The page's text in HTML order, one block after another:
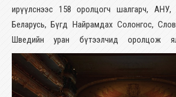
ирүүлснээс 158 оролцогч шалгарч,
Беларусь, Бүгд Найрамдах Солонгос,
Шведийн уран бүтээлчид оролцож